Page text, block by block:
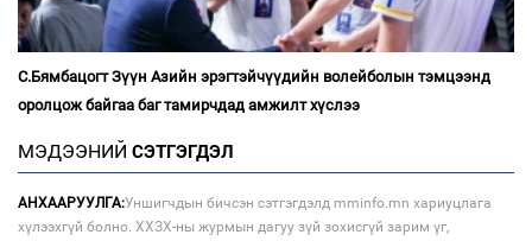
С.Бямбацогт Зүүн Азийн эрэгтэйчүүдийн волейболын тэмцээнд
оролцож байгаа баг тамирчдад амжилт хүслээ
МЭДЭЭНИЙ СЭТГЭГДЭЛ
АНХААРУУЛГА:Уншигчдын бичсэн сэтгэгдэлд mminfo.mn хариуцлага
хүлээхгүй болно. ХХЗХ-ны журмын дагуу зүй зохисгүй зарим үг,